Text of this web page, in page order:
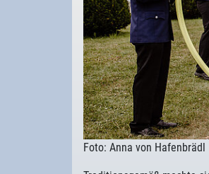
Foto: Anna von Hafenbrädl